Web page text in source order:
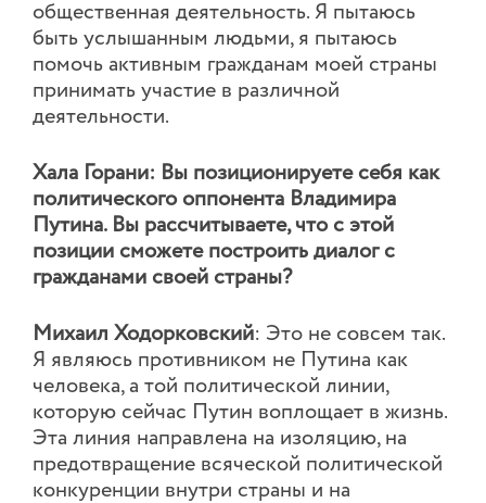
общественная деятельность. Я пытаюсь
быть услышанным людьми, я пытаюсь
помочь активным гражданам моей страны
принимать участие в различной
деятельности.
Хала Горани: Вы позиционируете себя как
политического оппонента Владимира
Путина. Вы рассчитываете, что с этой
позиции сможете построить диалог с
гражданами своей страны?
Михаил Ходорковский: Это не совсем так.
Я являюсь противником не Путина как
человека, а той политической линии,
которую сейчас Путин воплощает в жизнь.
Эта линия направлена на изоляцию, на
предотвращение всяческой политической
конкуренции внутри страны и на